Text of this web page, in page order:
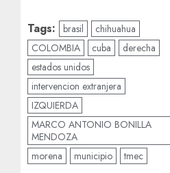
Tags: brasil
chihuahua
COLOMBIA
cuba
derecha
estados unidos
intervencion extranjera
IZQUIERDA
MARCO ANTONIO BONILLA
MENDOZA
morena
municipio tmec